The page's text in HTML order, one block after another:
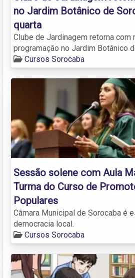
no Jardim Botânico de
quarta
Clube de Jardinagem retorna com
programação no Jardim Botânico
Cursos Sorocaba
Sessão solene com Aula
Turma do Curso de
Populares
Câmara Municipal de Sorocaba é
democracia local.
Cursos Sorocaba